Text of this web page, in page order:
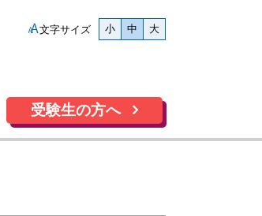
小 中 大
文字サイズ
受験生の方へ